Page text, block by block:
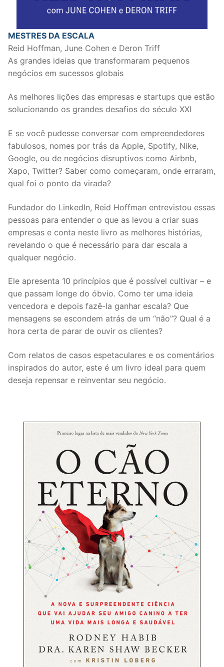
MESTRES DA ESCALA
Reid Hoffman, June Cohen e Deron Triff
As grandes ideias que transformaram pequenos
negócios em sucessos globais
As melhores lições das empresas e startups que estão
solucionando os grandes desafios do século XXI
E se você pudesse conversar com empreendedores
fabulosos, nomes por trás da Apple, Spotify, Nike,
Google, ou de negócios disruptivos como Airbnb,
Xapo, Twitter? Saber como começaram, onde erraram,
qual foi o ponto da virada?
Fundador do LinkedIn, Reid Hoffman entrevistou essas
pessoas para entender o que as levou a criar suas
empresas e conta neste livro as melhores histórias,
revelando o que é necessário para dar escala a
qualquer negócio.
Ele apresenta 10 princípios que é possível cultivar – e
que passam longe do óbvio. Como ter uma ideia
vencedora e depois fazê-la ganhar escala? Que
mensagens se escondem atrás de um “não”? Qual é a
hora certa de parar de ouvir os clientes?
Com relatos de casos espetaculares e os comentários
inspirados do autor, este é um livro ideal para quem
deseja repensar e reinventar seu negócio.